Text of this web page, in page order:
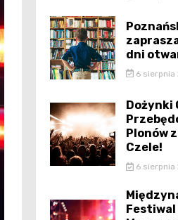
dni
6 sierpnia
Dożynki
Plonów
Czele!
6 sierpnia
Festiwal